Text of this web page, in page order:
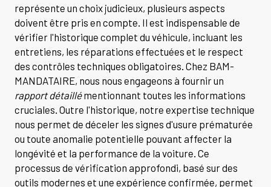
représente un choix judicieux, plusieurs aspects
doivent être pris en compte. Il est indispensable de
vérifier l'historique complet du véhicule, incluant les
entretiens, les réparations effectuées et le respect
des contrôles techniques obligatoires. Chez BAM-
MANDATAIRE, nous nous engageons à fournir un
rapport détaillémentionnant toutes les informations
cruciales. Outre l'historique, notre expertise technique
nous permet de déceler les signes d'usure prématurée
ou toute anomalie potentielle pouvant affecter la
longévité et la performance de la voiture. Ce
processus de vérification approfondi, basé sur des
outils modernes et une expérience confirmée, permet